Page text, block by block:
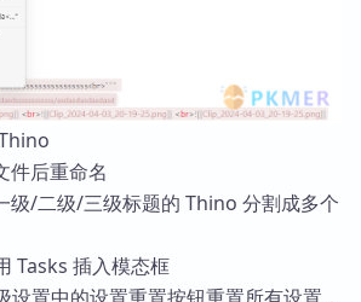
件后重命名
级/二级/三级标题的 Thino 分割成多个
Tasks 插入模态框